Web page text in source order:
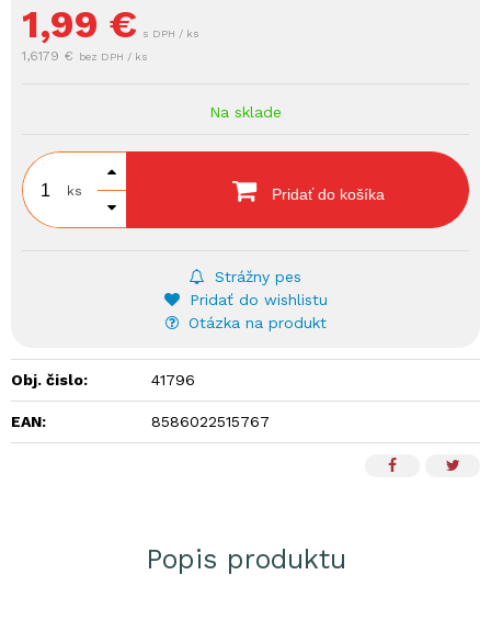
1,99 € s DPH / ks
1,6179 € bez DPH / ks
Na sklade
ks Pridať do košíka
Strážny pes
Pridať do wishlistu
Otázka na produkt
Obj. čislo: 41796
EAN: 8586022515767
Popis produktu